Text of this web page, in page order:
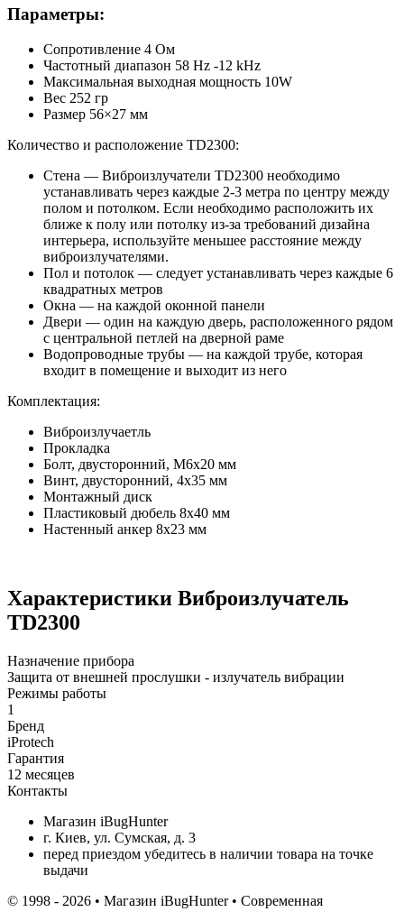
Параметры:
Сопротивление 4 Ом
Частотный диапазон 58 Hz -12 kHz
Максимальная выходная мощность 10W
Вес 252 гр
Размер 56×27 мм
Количество и расположение TD2300:
Стена — Виброизлучатели TD2300 необходимо
устанавливать через каждые 2-3 метра по центру между
полом и потолком. Если необходимо расположить их
ближе к полу или потолку из-за требований дизайна
интерьера, используйте меньшее расстояние между
виброизлучателями.
Пол и потолок — следует устанавливать через каждые 6
квадратных метров
Окна — на каждой оконной панели
Двери — один на каждую дверь, расположенного рядом
с центральной петлей на дверной раме
Водопроводные трубы — на каждой трубе, которая
входит в помещение и выходит из него
Комплектация:
Виброизлучаетль
Прокладка
Болт, двусторонний, M6х20 мм
Винт, двусторонний, 4x35 мм
Монтажный диск
Пластиковый дюбель 8x40 мм
Настенный анкер 8x23 мм
Характеристики Виброизлучатель
TD2300
Назначение прибора
Защита от внешней прослушки - излучатель вибрации
Режимы работы
1
Бренд
iProtech
Гарантия
12 месяцев
Контакты
Магазин iBugHunter
г. Киев, ул. Сумская, д. 3
перед приездом убедитесь в наличии товара на точке
выдачи
© 1998 - 2026 • Магазин iBugHunter • Современная